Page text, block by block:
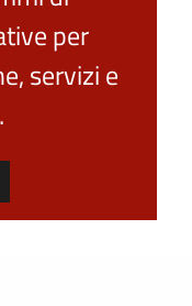
per
servizi e